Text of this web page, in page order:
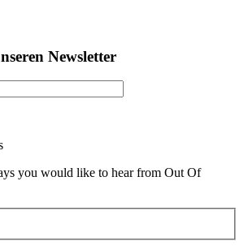
Newsletter
you would like to hear from Out Of